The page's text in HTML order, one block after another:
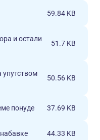
59.84 KB
и остали
51.7 KB
упутством
50.56 KB
понуде 37.69 KB
44.33 KB